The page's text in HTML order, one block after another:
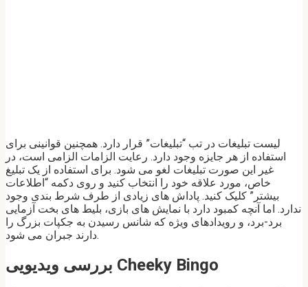
لیست تبلیغات در تب “تبلیغات” قرار دارد. همچنین قوانینی برای
استفاده از هر جایزه وجود دارد. رعایت الزامات الزامی است، در
غیر این صورت تبلیغات لغو می شود. برای استفاده از یک تبلیغ
خاص، مورد علاقه خود را انتخاب کنید و روی دکمه “اطلاعات
بیشتر” کلیک کنید. پاداش های زیادی از طرف شرط بندی وجود
ندارد. اما آنچه کمبود دارد با نمایش های بازی، بلیط های بخت آزمایی
برد-برد، و رویدادهای ویژه که شانس رسیدن به جکپات بزرگ را
دارند جبران می شود.
بررسی ویدیویی Cheeky Bingo